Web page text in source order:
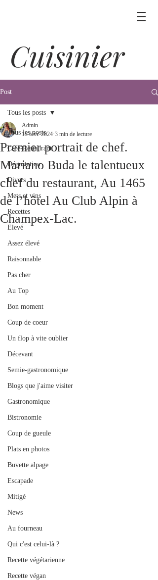
Cuisinier
Post
Tous les posts
Café-Restaurant
Dégustation
Divers
Mets et vins
Recettes
Elevé
Assez élevé
Raisonnable
Pas cher
Au Top
Bon moment
Coup de coeur
Un flop à vite oublier
Décevant
Semie-gastronomique
Blogs que j'aime visiter
Gastronomique
Bistronomie
Coup de gueule
Plats en photos
Buvette alpage
Escapade
Mitigé
News
Au fourneau
Qui c'est celui-là ?
Recette végétarienne
Recette végan
Tous les posts
Premier portrait de chef.
Mariano Buda le talentueux
chef du restaurant, Au 1465
de l’hôtel Au Club Alpin à
Champex-Lac.
Admin
15 févr. 2024 3 min de lecture